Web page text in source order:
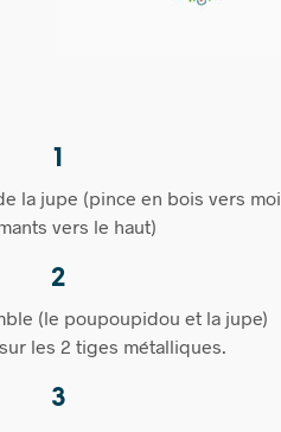
1
la jupe (pince en bois vers moi
vers le haut)
2
(le poupoupidou et la jupe)
les 2 tiges métalliques.
3